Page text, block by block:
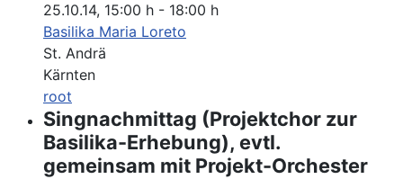
25.10.14, 15:00 h - 18:00 h
Basilika Maria Loreto
St. Andrä
Kärnten
root
Singnachmittag (Projektchor zur
Basilika-Erhebung), evtl.
gemeinsam mit Projekt-Orchester